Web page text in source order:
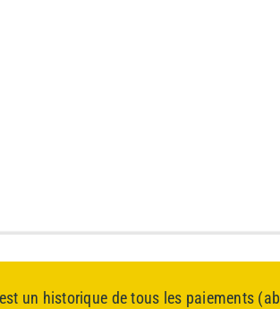
un historique de tous les paiements